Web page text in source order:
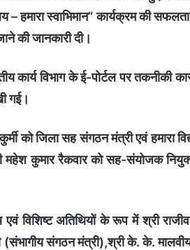
– हमारा स्वाभिमान” कार्यक्रम की
की जानकारी दी।
विभाग के ई-पोर्टल पर तकनीकी
गई।
को जिला सह संगठन मंत्री एवं हमारा
महेश कुमार रैकवार को सह-संयोजक
विशिष्ट अतिथियों के रूप में श्री
संगठन मंत्री),श्री के. के.